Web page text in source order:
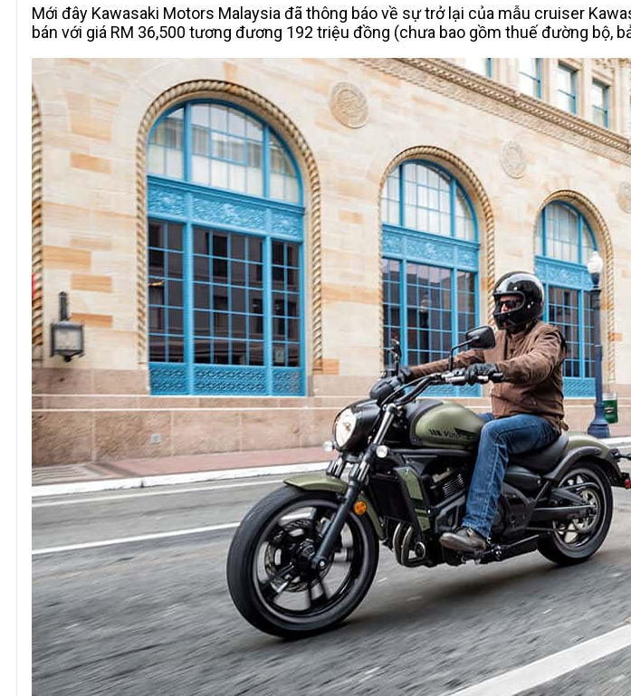
Mới đây Kawasaki Motors Malaysia đã thông báo về sự trở lại của mẫu cruiser
bán với giá RM 36,500 tương đương 192 triệu đồng (chưa bao gồm thuế đường bộ,